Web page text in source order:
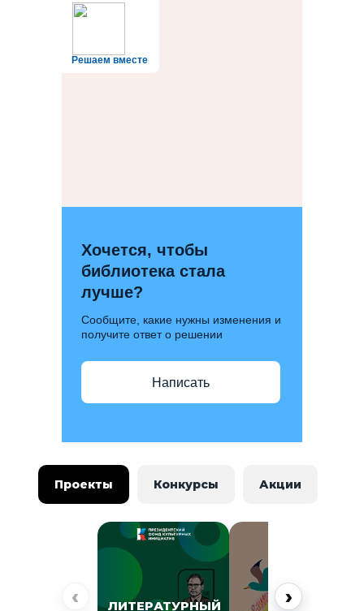
Решаем вместе
Хочется, чтобы
библиотека стала
лучше?
Сообщите, какие нужны изменения и
получите ответ о решении
Написать
Проекты Конкурсы Акции
‹
ЛИТЕРАТУРНЫЙ
›